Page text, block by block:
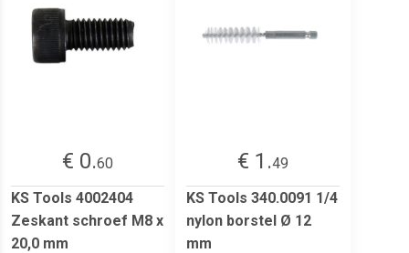
€ 0.60
KS Tools 4002404
Zeskant schroef M8 x
20,0 mm
€ 1.49
KS Tools 340.0091 1/4
nylon borstel Ø 12
mm